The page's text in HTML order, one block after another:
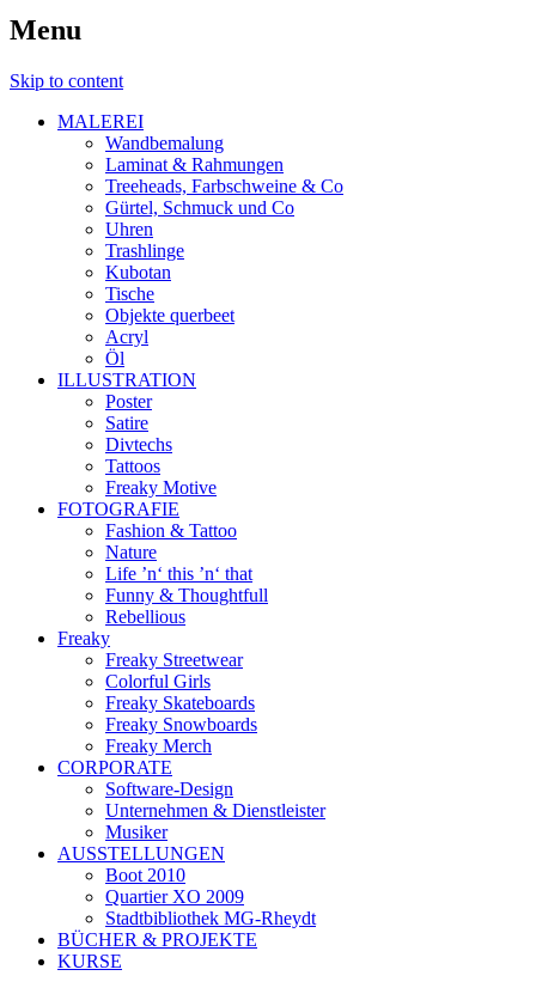
Menu
Skip to content
MALEREI
Wandbemalung
Laminat & Rahmungen
Treeheads, Farbschweine & Co
Gürtel, Schmuck und Co
Uhren
Trashlinge
Kubotan
Tische
Objekte querbeet
Acryl
Öl
ILLUSTRATION
Poster
Satire
Divtechs
Tattoos
Freaky Motive
FOTOGRAFIE
Fashion & Tattoo
Nature
Life ’n‘ this ’n‘ that
Funny & Thoughtfull
Rebellious
Freaky
Freaky Streetwear
Colorful Girls
Freaky Skateboards
Freaky Snowboards
Freaky Merch
CORPORATE
Software-Design
Unternehmen & Dienstleister
Musiker
AUSSTELLUNGEN
Boot 2010
Quartier XO 2009
Stadtbibliothek MG-Rheydt
BÜCHER & PROJEKTE
KURSE